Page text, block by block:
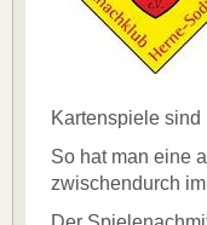
Kartenspiele
So hat man eine
zwischendurch